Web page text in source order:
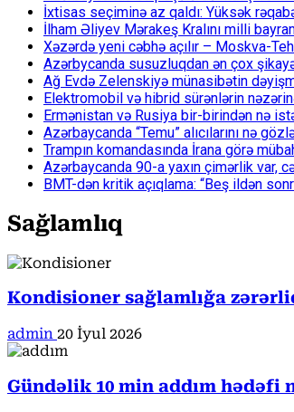
İxtisas seçiminə az qaldı: Yüksək
İlham Əliyev Mərakeş Kralını milli
Xəzərdə yeni cəbhə açılır – Moskva-
Azərbycanda susuzluqdan ən çox
Ağ Evdə Zelenskiyə münasibətin
Elektromobil və hibrid sürənlərin
Ermənistan və Rusiya bir-birindən nə
Azərbaycanda “Temu” alıcılarını nə
Trampın komandasında İrana görə
Azərbaycanda 90-a yaxın çimərlik var,
BMT-dən kritik açıqlama: “Beş ildən
Sağlamlıq
Kondisioner sağlamlığa
admin 20 İyul 2026
Gündəlik 10 min addım